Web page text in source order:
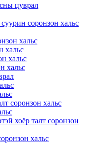
цуврал
соронзон хальс
хальс
хальс
хальс
хальс
соронзон хальс
хоёр талт соронзон
хальс